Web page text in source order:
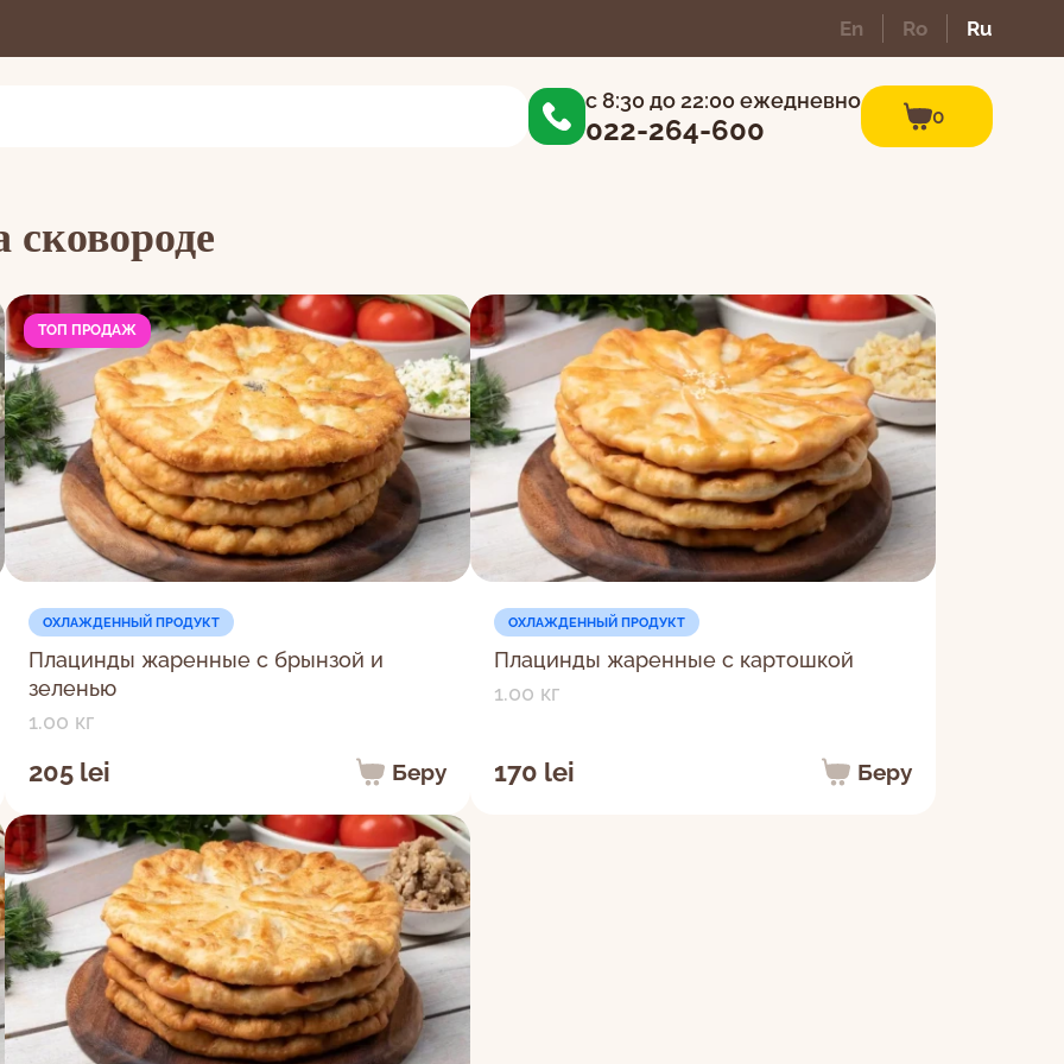
En Ro Ru
c 8:30 до 22:00 ежедневно
022-264-600 0
ТОП ПРОДАЖ
ОХЛАЖДЕННЫЙ ПРОДУКТ
Плацинды жаренные с брынзой и
зеленью
1.00 кг
205 lei Беру
ОХЛАЖДЕННЫЙ ПРОДУКТ
Плацинды жаренные с картошкой
1.00 кг
170 lei Беру